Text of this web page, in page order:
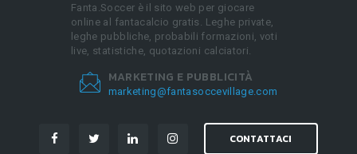
Fanta.Soccer è il sito web per giocare
online al fantacalcio gratis. Leghe private,
leghe pubbliche, probabili formazioni, voti
live, statistiche, quotazioni calciatori.
MARKETING E PUBBLICITÀ
marketing@fantasoccevillage.com
CONTATTACI